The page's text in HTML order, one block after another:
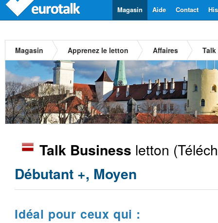
Contact
Aide
Magasin
Magasin Apprenez le letton Affaires
Talk Business letton
Débutant +, Moyen
Idéal pour ceux qui :